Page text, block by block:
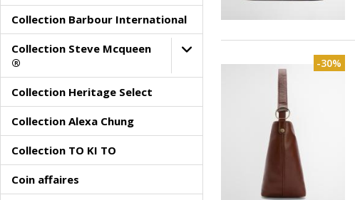
Collection Barbour International
Collection Steve Mcqueen
®
Collection Heritage Select
Collection Alexa Chung
Collection TO KI TO
Coin affaires
-30%